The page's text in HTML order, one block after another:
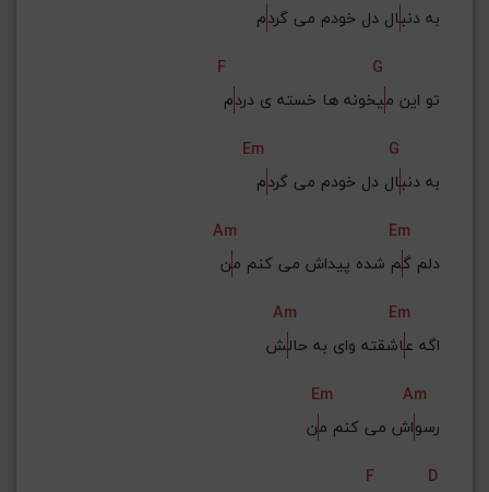
به دنبال دل خودم می گردم
F
G
تو این میخونه ها خسته ی دردم
Em
G
به دنبال دل خودم می گردم
Am
Em
دلم گم شده پیداش می کنم من
Am
Em
اگه عاشقته وای به حالش
Em
Am
رسواش می کنم من
F
D